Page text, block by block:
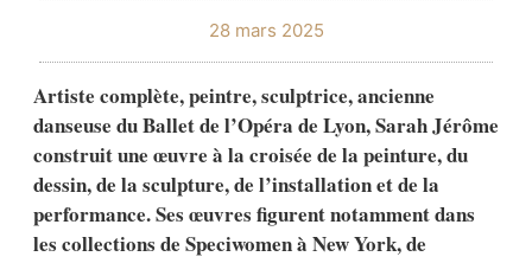
28 mars 2025
Artiste complète, peintre, sculptrice, ancienne
danseuse du Ballet de l’Opéra de Lyon, Sarah Jérôme
construit une œuvre à la croisée de la peinture, du
dessin, de la sculpture, de l’installation et de la
performance. Ses œuvres figurent notamment dans
les collections de Speciwomen à New York, de